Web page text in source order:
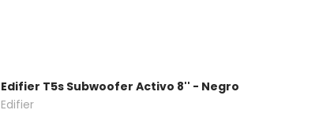
Edifier T5s Subwoofer Activo 8'' - Negro
Edifier